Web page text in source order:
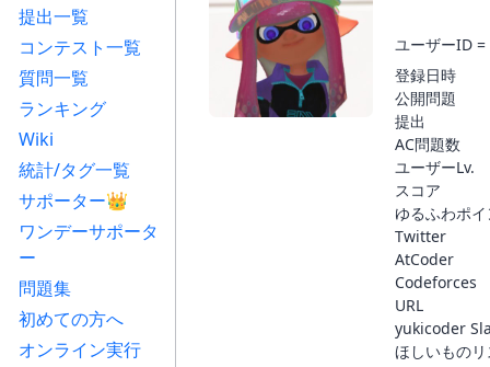
提出一覧
コンテスト一覧
質問一覧
ランキング
Wiki
統計/タグ一覧
サポーター👑
ワンデーサポータ
ー
問題集
初めての方へ
オンライン実行
ユーザーID
登録日時
公開問題
提出
AC問題数
ユーザーLv.
スコア
ゆるふわポ
Twitter
AtCoder
Codeforces
URL
yukicoder
ほしいもの